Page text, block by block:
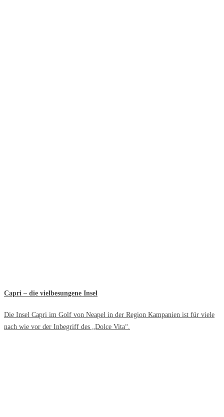
Capri – die vielbesungene Insel
Die Insel Capri im Golf von Neapel in der Region Kampanien ist für viele
nach wie vor der Inbegriff des „Dolce Vita“.